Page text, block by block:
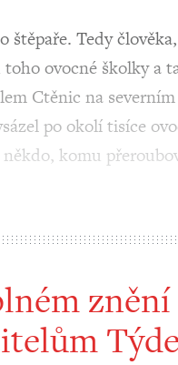
štěpaře. Tedy
ovocné školky a
Ctěnic na
po okolí tisíce
komu
znění